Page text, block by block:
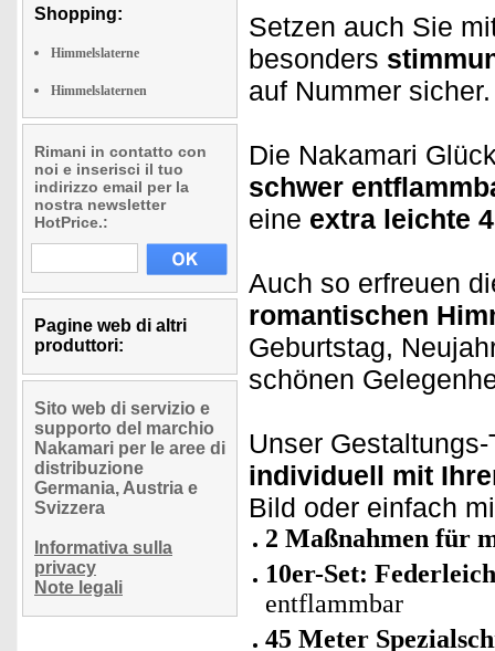
Shopping:
Himmelslaterne
Himmelslaternen
Rimani in contatto con
noi e inserisci il tuo
indirizzo email per la
nostra newsletter
HotPrice.:
Pagine web di altri
produttori:
Sito web di servizio e
supporto del marchio
Nakamari per le aree di
distribuzione
Germania, Austria e
Svizzera
Informativa sulla
privacy
Note legali
Setzen auch Sie
besonders
auf Nummer sicher.
Die Nakamari
schwer
eine extra leichte
Auch so erfreuen
romantischen
Geburtstag,
schönen
Unser
individuell mit
Bild oder einfach
2 Maßnahmen für
10er-Set:
entflammbar
45 Meter